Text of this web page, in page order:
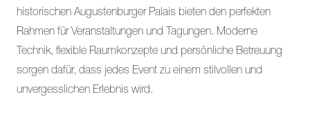
historischen Augustenburger Palais bieten den perfekten
Rahmen für Veranstaltungen und Tagungen. Moderne
Technik, flexible Raumkonzepte und persönliche Betreuung
sorgen dafür, dass jedes Event zu einem stilvollen und
unvergesslichen Erlebnis wird.